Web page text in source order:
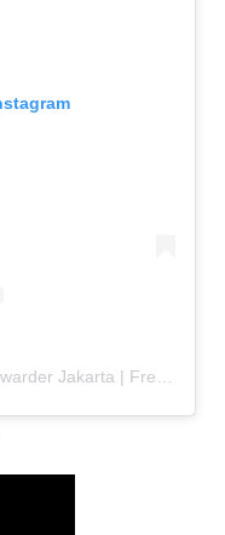
A post shared by Ekspor Impor Forwarder Jakarta | Freight Forwarding Indonesia (@keenamid)